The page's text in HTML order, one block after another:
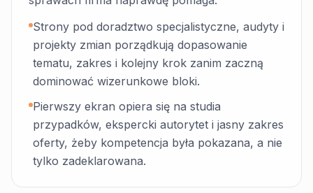
Strony pod doradztwo specjalistyczne, audyty i
projekty zmian porządkują dopasowanie
tematu, zakres i kolejny krok zanim zaczną
dominować wizerunkowe bloki.
Pierwszy ekran opiera się na studia
przypadków, ekspercki autorytet i jasny zakres
oferty, żeby kompetencja była pokazana, a nie
tylko zadeklarowana.